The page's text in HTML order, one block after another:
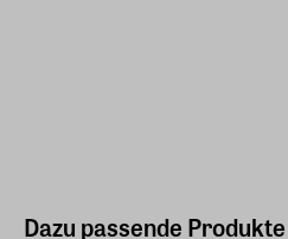
Dazu passende Produkte